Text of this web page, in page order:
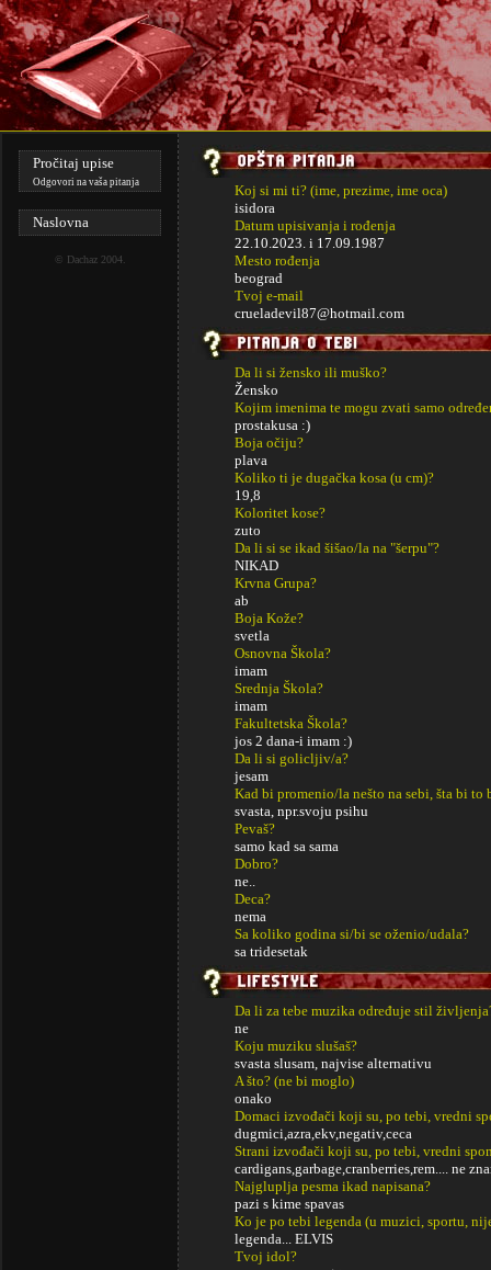
Pročitaj upise
Odgovori na vaša pitanja
Naslovna
© Dachaz2004.
Koj si mi ti? (ime, prezime, ime oca)
isidora
Datum upisivanja i rođenja
22.10.2023. i 17.09.1987
Mesto rođenja
beograd
Tvoj e-mail
crueladevil87@hotmail.com
Da li si žensko ili muško?
Žensko
Kojim imenima te mogu zvati samo
prostakusa :)
Boja očiju?
plava
Koliko ti je dugačka kosa (u cm)?
19,8
Koloritet kose?
zuto
Da li si se ikad šišao/la na "šerpu"?
NIKAD
Krvna Grupa?
ab
Boja Kože?
svetla
Osnovna Škola?
imam
Srednja Škola?
imam
Fakultetska Škola?
jos 2 dana-i imam :)
Da li si golicljiv/a?
jesam
Kad bi promenio/la nešto na sebi, šta bi to
svasta, npr.svoju psihu
Pevaš?
samo kad sa sama
Dobro?
ne..
Deca?
nema
Sa koliko godina si/bi se oženio/udala?
sa tridesetak
Da li za tebe muzika određuje stil
ne
Koju muziku slušaš?
svasta slusam, najvise alternativu
A što? (ne bi moglo)
onako
Domaci izvođači koji su, po tebi, vredni
dugmici,azra,ekv,negativ,ceca
Strani izvođači koji su, po tebi, vredni
cardigans,garbage,cranberries,rem.... ne
Najgluplja pesma ikad napisana?
pazi s kime spavas
Ko je po tebi legenda (u muzici, sportu,
legenda... ELVIS
Tvoj idol?